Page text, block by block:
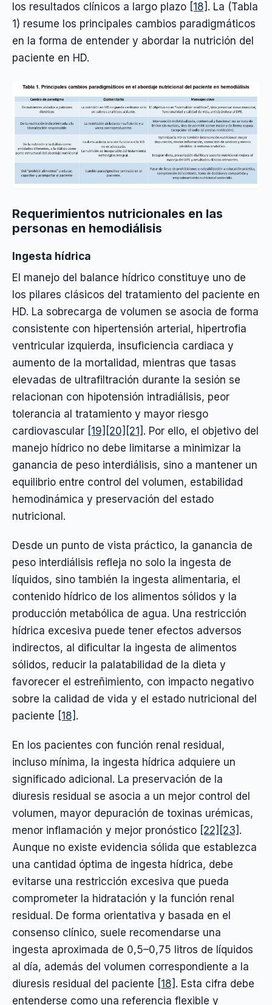
los resultados clínicos a largo plazo [18] . La (Tabla
1) resume los principales cambios paradigmáticos
en la forma de entender y abordar la nutrición del
paciente en HD.
Requerimientos nutricionales en las
personas en hemodiálisis
Ingesta hídrica
El manejo del balance hídrico constituye uno de
los pilares clásicos del tratamiento del paciente en
HD. La sobrecarga de volumen se asocia de forma
consistente con hipertensión arterial, hipertrofia
ventricular izquierda, insuficiencia cardiaca y
aumento de la mortalidad, mientras que tasas
elevadas de ultrafiltración durante la sesión se
relacionan con hipotensión intradiálisis, peor
tolerancia al tratamiento y mayor riesgo
cardiovascular [19] [20] [21] . Por ello, el objetivo del
manejo hídrico no debe limitarse a minimizar la
ganancia de peso interdiálisis, sino a mantener un
equilibrio entre control del volumen, estabilidad
hemodinámica y preservación del estado
nutricional.
Desde un punto de vista práctico, la ganancia de
peso interdiálisis refleja no solo la ingesta de
líquidos, sino también la ingesta alimentaria, el
contenido hídrico de los alimentos sólidos y la
producción metabólica de agua. Una restricción
hídrica excesiva puede tener efectos adversos
indirectos, al dificultar la ingesta de alimentos
sólidos, reducir la palatabilidad de la dieta y
favorecer el estreñimiento, con impacto negativo
sobre la calidad de vida y el estado nutricional del
paciente [18] .
En los pacientes con función renal residual,
incluso mínima, la ingesta hídrica adquiere un
significado adicional. La preservación de la
diuresis residual se asocia a un mejor control del
volumen, mayor depuración de toxinas urémicas,
menor inflamación y mejor pronóstico [22] [23] .
Aunque no existe evidencia sólida que establezca
una cantidad óptima de ingesta hídrica, debe
evitarse una restricción excesiva que pueda
comprometer la hidratación y la función renal
residual. De forma orientativa y basada en el
consenso clínico, suele recomendarse una
ingesta aproximada de 0,5–0,75 litros de líquidos
al día, además del volumen correspondiente a la
diuresis residual del paciente [18] . Esta cifra debe
entenderse como una referencia flexible y